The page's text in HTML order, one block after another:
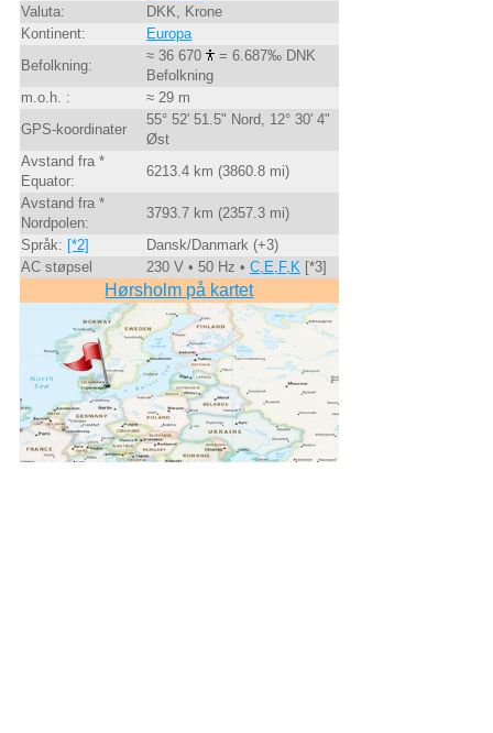
Valuta:
DKK, Krone
Kontinent:
Europa
Befolkning:
≈ 36 670
= 6.687‰ DNK
Befolkning
m.o.h. :
≈ 29 m
GPS-koordinater
55° 52' 51.5" Nord, 12° 30' 4"
Øst
Avstand fra *
Equator:
6213.4 km (3860.8 mi)
Avstand fra *
Nordpolen:
3793.7 km (2357.3 mi)
Språk: [*2]
Dansk/Danmark (+3)
AC støpsel
230 V • 50 Hz • C,E,F,K[*3]
Hørsholm på kartet